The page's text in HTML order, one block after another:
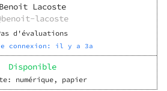
Benoit Lacoste
benoit-lacoste
d'évaluations
connexion: il y a 3a
Disponible
numérique, papier